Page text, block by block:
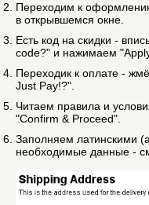
Переходим к
в открывшемся окне.
Есть код на скидки -
code?" и нажимаем
Переходик к оплате -
Just Pay!?".
Читаем правила и
"Confirm & Proceed".
Заполняем латинскими
необходимые данные -